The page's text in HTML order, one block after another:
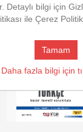
Detaylı bilgi için
ile Çerez
Tamam
Daha fazla bilgi için